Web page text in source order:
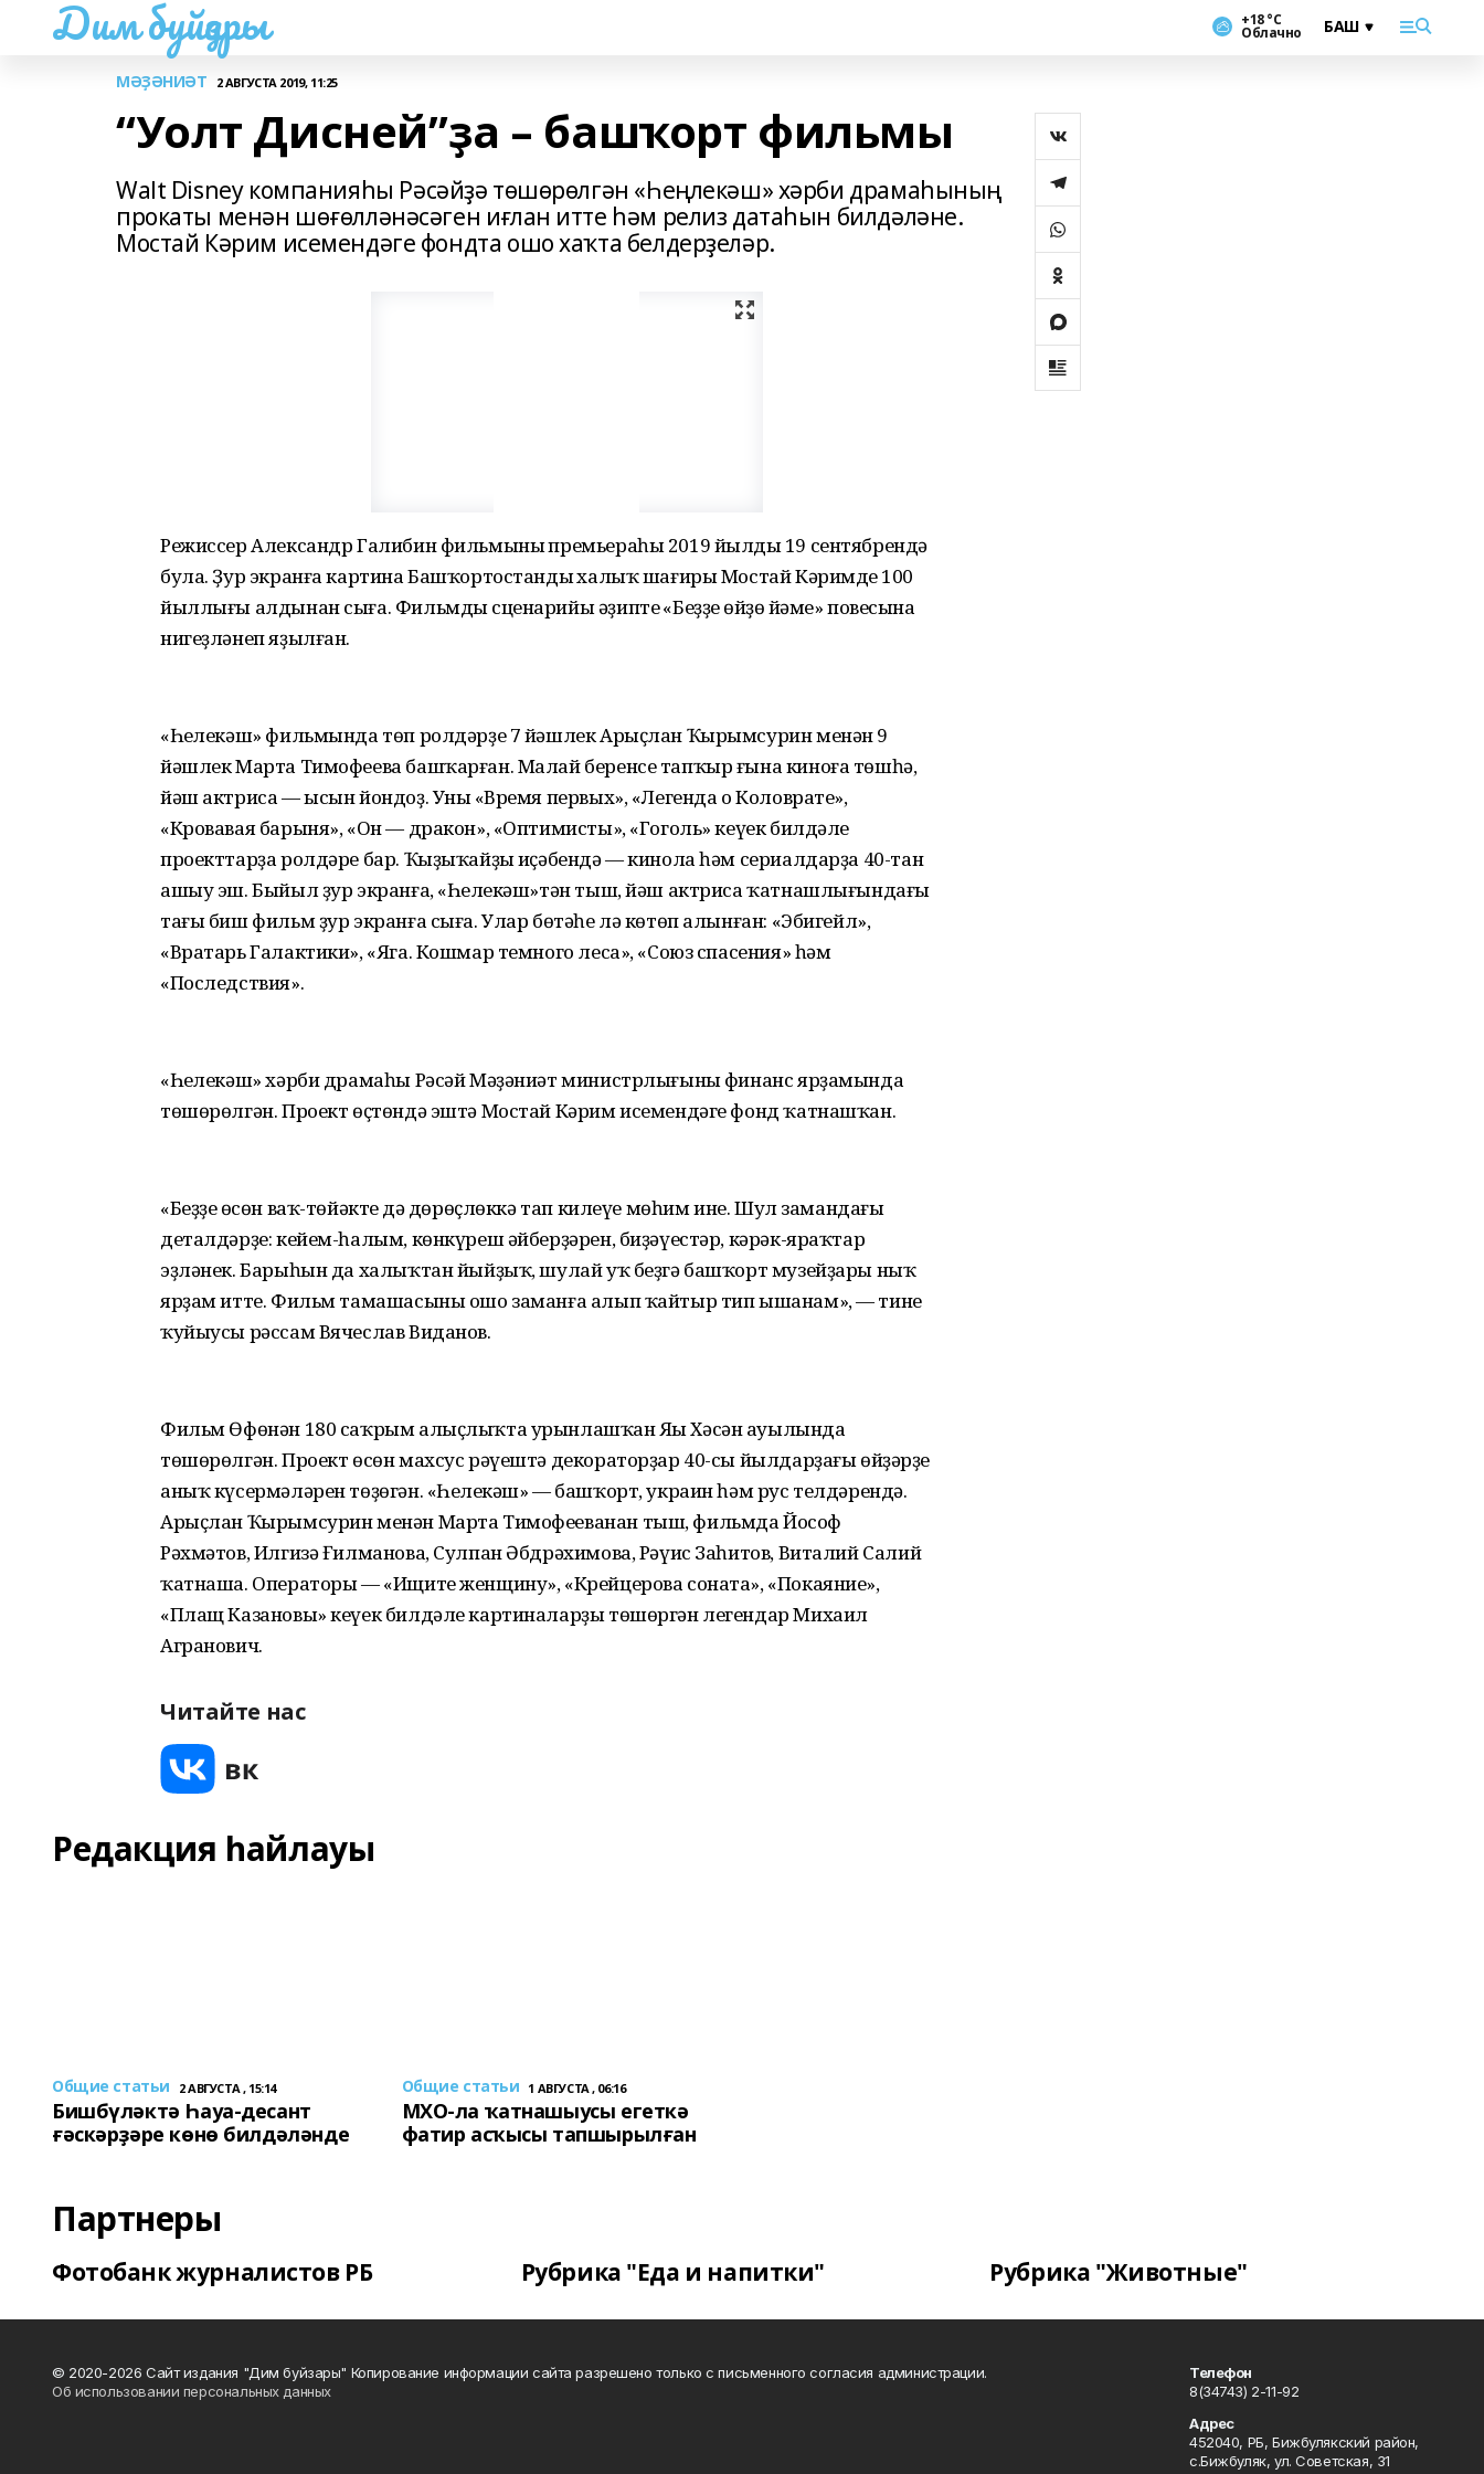
Дим буйҙары +18 °С
Облачно
МӘҘӘНИӘТ 2 АВГУСТА 2019, 11:25
“Уолт Дисней”ҙа – башҡорт фильмы
Walt Disney компанияһы Рәсәйҙә төшөрөлгән «Һеңлекәш» хәрби драмаһының
прокаты менән шөғөлләнәсәген иғлан итте һәм релиз датаһын билдәләне.
Мостай Кәрим исемендәге фондта ошо хаҡта белдерҙеләр.
Режиссер Александр Галибин фильмының премьераһы 2019 йылдың 19 сентябрендә
була. Ҙур экранға картина Башҡортостандың халыҡ шағиры Мостай Кәримдең 100
йыллығы алдынан сыға. Фильмдың сценарийы әҙиптең «Беҙҙең өйҙөң йәме» повесына
нигеҙләнеп яҙылған.
«Һеңлекәш» фильмында төп ролдәрҙе 7 йәшлек Арыҫлан Ҡырымсурин менән 9
йәшлек Марта Тимофеева башҡарған. Малай беренсе тапҡыр ғына киноға төшһә,
йәш актриса — ысын йондоҙ. Уның «Время первых», «Легенда о Коловрате»,
«Кровавая барыня», «Он — дракон», «Оптимисты», «Гоголь» кеүек билдәле
проекттарҙа ролдәре бар. Ҡыҙыҡайҙың иҫәбендә — кинола һәм сериалдарҙа 40-тан
ашыу эш. Быйыл ҙур экранға, «Һеңлекәш»тән тыш, йәш актриса ҡатнашлығындағы
тағы биш фильм ҙур экранға сыға. Улар бөтәһе лә көтөп алынған: «Эбигейл»,
«Вратарь Галактики», «Яга. Кошмар темного леса», «Союз спасения» һәм
«Последствия».
«Һеңлекәш» хәрби драмаһы Рәсәй Мәҙәниәт министрлығының финанс ярҙамында
төшөрөлгән. Проект өҫтөндә эштә Мостай Кәрим исемендәге фонд ҡатнашҡан.
«Беҙҙең өсөн ваҡ-төйәктең дә дөрөҫлөккә тап килеүе мөһим ине. Шул замандағы
деталдәрҙе: кейем-һалым, көнкүреш әйберҙәрен, биҙәүестәр, кәрәк-яраҡтар
эҙләнек. Барыһын да халыҡтан йыйҙыҡ, шулай уҡ беҙгә башҡорт музейҙары ныҡ
ярҙам итте. Фильм тамашасыны ошо заманға алып ҡайтыр тип ышанам», — тине
ҡуйыусы рәссам Вячеслав Виданов.
Фильм Өфөнән 180 саҡрым алыҫлыҡта урынлашҡан Яңы Хәсән ауылында
төшөрөлгән. Проект өсөн махсус рәүештә декораторҙар 40-сы йылдарҙағы өйҙәрҙең
аныҡ күсермәләрен төҙөгән. «Һеңлекәш» — башҡорт, украин һәм рус телдәрендә.
Арыҫлан Ҡырымсурин менән Марта Тимофееванан тыш, фильмда Йософ
Рәхмәтов, Илгизә Ғилманова, Сулпан Әбдрәхимова, Рәүис Заһитов, Виталий Салий
ҡатнаша. Операторы — «Ищите женщину», «Крейцерова соната», «Покаяние»,
«Плащ Казановы» кеүек билдәле картиналарҙы төшөргән легендар Михаил
Агранович.
Читайте нас
Редакция һайлауы
Общие статьи 2 АВГУСТА , 15:14
Бишбүләктә Һауа-десант
ғәскәрҙәре көнө билдәләнде
Общие статьи 1 АВГУСТА , 06:16
МХО-ла ҡатнашыусы егеткә
фатир асҡысы тапшырылған
Партнеры
Фотобанк журналистов РБ Рубрика "Еда и напитки" Рубрика "Животные"
© 2020-2026 Сайт издания "Дим буйзары" Копирование информации сайта разрешено только с письменного согласия администрации.
Об использовании персональных данных
Телефон
8(34743) 2-11-92
Адрес
452040, РБ, Бижбулякский район,
с.Бижбуляк, ул. Советская, 31